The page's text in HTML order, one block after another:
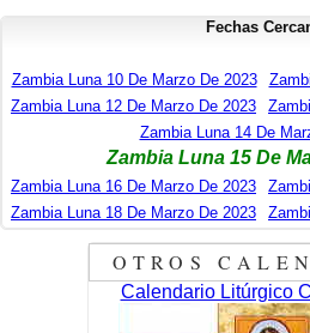
Fechas
Zambia Luna 10 De Marzo De 2023
Zambia Luna 12 De Marzo De 2023
Zambia Luna 14 De
Zambia Luna 15 De
Zambia Luna 16 De Marzo De 2023
Zambia Luna 18 De Marzo De 2023
OTROS
Calendario Litúrgico